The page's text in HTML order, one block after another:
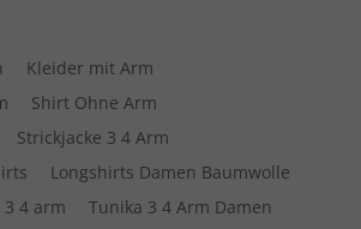
Kleider mit Arm
Shirt Ohne Arm
Strickjacke 3 4 Arm
Longshirts Damen Baumwolle
4 arm
Tunika 3 4 Arm Damen